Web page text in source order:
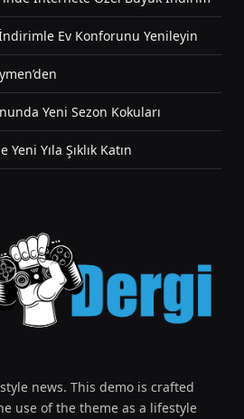
Ev Konforunu Yenileyin
Yeni Sezon Kokuları
Yıla Şıklık Katın
news. This demo is crafted
use of the theme as a lifestyle